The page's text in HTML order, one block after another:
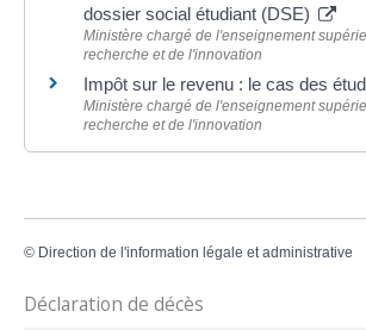
dossier social étudiant (DSE)
Ministère chargé de l'enseignement
recherche et de l'innovation
Impôt sur le revenu : le cas des
Ministère chargé de l'enseignement
recherche et de l'innovation
© Direction de l'information légale et administrative
Déclaration de décès